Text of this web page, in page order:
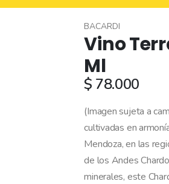
Vino
Ml
BACARDI
$ 78.000
(Imagen sujeta a
cultivadas en
Mendoza, en las
de los Andes
minerales, este